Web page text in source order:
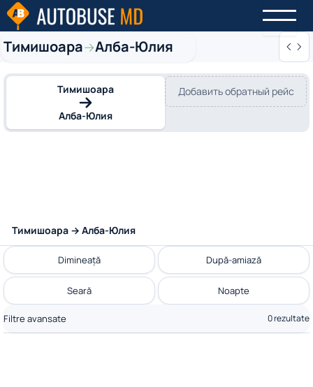
Тимишоара→Алба-Юлия
Тимишоара
Алба-Юлия
Добавить обратный рейс
Тимишоара → Алба-Юлия
Dimineață După-amiază
Seară Noapte
Filtre avansate 0 rezultate